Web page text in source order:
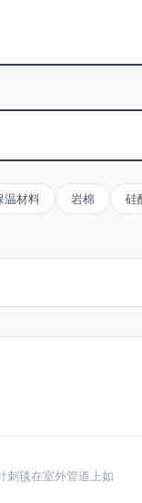
温材料 岩棉 硅
刺毯在室外管道上如